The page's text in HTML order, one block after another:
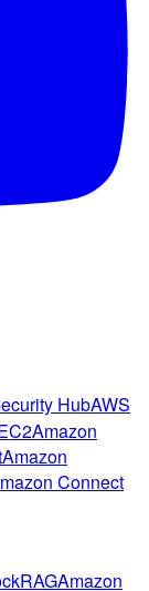
HubAWS
Amazon
Amazon
Connect
RAGAmazon